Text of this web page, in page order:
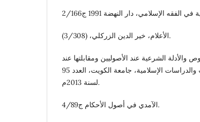
الأعلام، خير الدين الزركلي، (3/308).
والأدلة الشرعية عند الأصوليين ومقابلتها عند
نجم الدين الطوفى، مجلة التشريعات والدراسات الإسلامية، جامعة الكويت، العدد 95
لسنة 2013م.
الآمدي في أصول الأحكام ج4/89.